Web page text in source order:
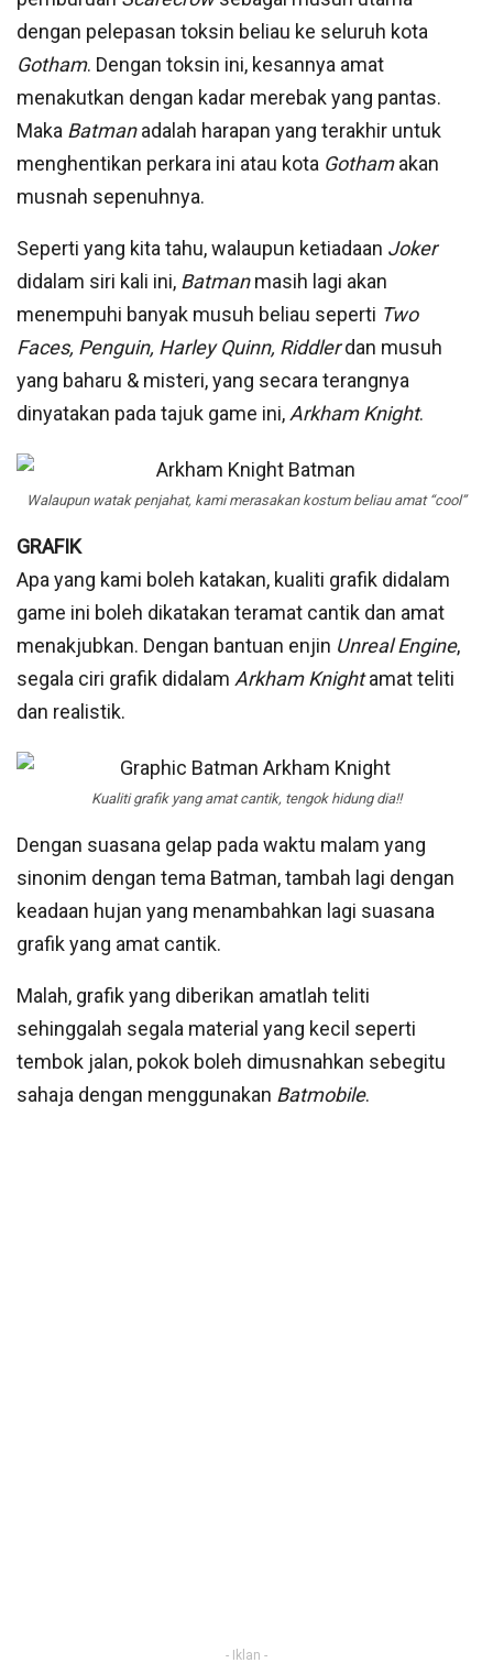
dengan pelepasan toksin beliau ke seluruh kota
Gotham. Dengan toksin ini, kesannya amat
menakutkan dengan kadar merebak yang pantas.
Maka Batmanadalah harapan yang terakhir untuk
menghentikan perkara ini atau kota Gothamakan
musnah sepenuhnya.
Seperti yang kita tahu, walaupun ketiadaan Joker
didalam siri kali ini, Batmanmasih lagi akan
menempuhi banyak musuh beliau seperti Two
Faces, Penguin, Harley Quinn, Riddlerdan musuh
yang baharu & misteri, yang secara terangnya
dinyatakan pada tajuk game ini, Arkham Knight.
Walaupun watak penjahat, kami merasakan kostum beliau amat “cool”
GRAFIK
Apa yang kami boleh katakan, kualiti grafik didalam
game ini boleh dikatakan teramat cantik dan amat
menakjubkan. Dengan bantuan enjin Unreal Engine,
segala ciri grafik didalam Arkham Knightamat teliti
dan realistik.
Kualiti grafik yang amat cantik, tengok hidung dia!!
Dengan suasana gelap pada waktu malam yang
sinonim dengan tema Batman, tambah lagi dengan
keadaan hujan yang menambahkan lagi suasana
grafik yang amat cantik.
Malah, grafik yang diberikan amatlah teliti
sehinggalah segala material yang kecil seperti
tembok jalan, pokok boleh dimusnahkan sebegitu
sahaja dengan menggunakan Batmobile.
- Iklan -